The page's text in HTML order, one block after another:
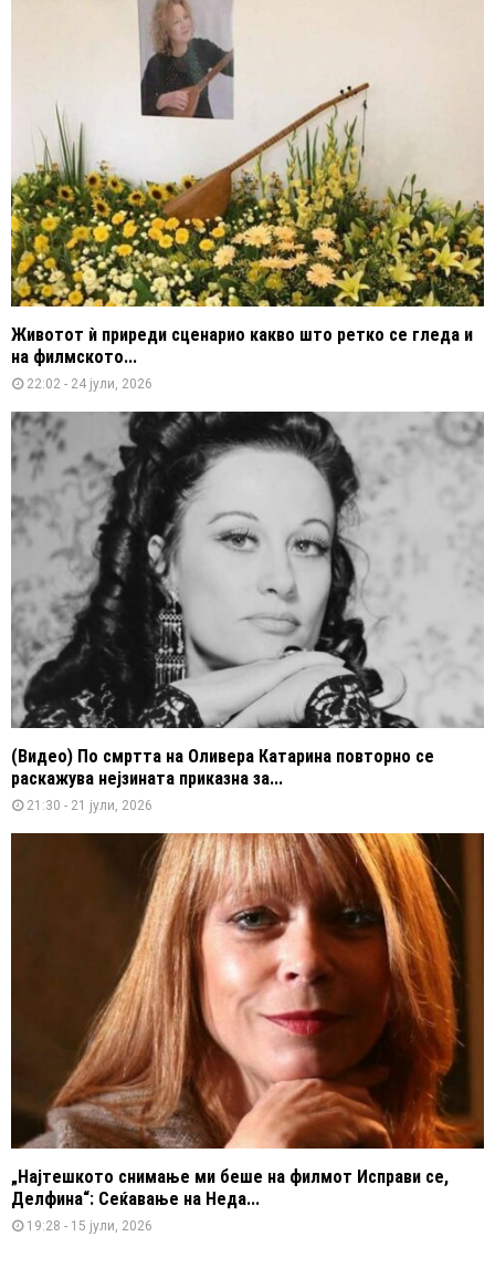
Животот ѝ приреди сценарио какво што ретко се гледа и
на филмското...
22:02 - 24 јули, 2026
(Видео) По смртта на Оливера Катарина повторно се
раскажува нејзината приказна за...
21:30 - 21 јули, 2026
„Најтешкото снимање ми беше на филмот Исправи се,
Делфина“: Сеќавање на Неда...
19:28 - 15 јули, 2026